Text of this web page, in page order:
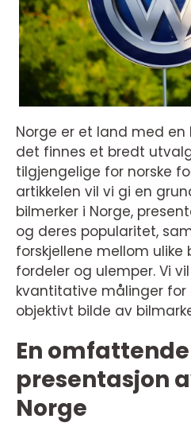
Norge er et land med en
det finnes et bredt
tilgjengelige for norske
artikkelen vil vi gi en
bilmerker i Norge,
og deres popularitet,
forskjellene mellom ulike
fordeler og ulemper. Vi
kvantitative målinger for
objektivt bilde av
En omfattende
presentasjon
Norge